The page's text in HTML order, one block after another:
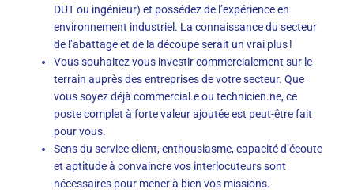
DUT ou ingénieur) et possédez de l’expérience en
environnement industriel. La connaissance du secteur
de l’abattage et de la découpe serait un vrai plus !
Vous souhaitez vous investir commercialement sur le
terrain auprès des entreprises de votre secteur. Que
vous soyez déjà commercial.e ou technicien.ne, ce
poste complet à forte valeur ajoutée est peut-être fait
pour vous.
Sens du service client, enthousiasme, capacité d’écoute
et aptitude à convaincre vos interlocuteurs sont
nécessaires pour mener à bien vos missions.